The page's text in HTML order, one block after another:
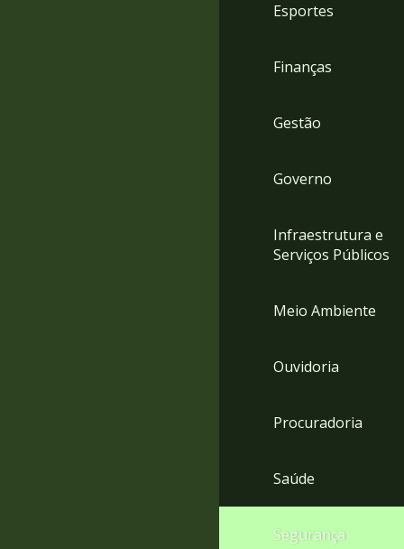
Esportes
Finanças
Gestão
Governo
Infraestrutura e
Serviços Públicos
Meio Ambiente
Ouvidoria
Procuradoria
Saúde
Segurança